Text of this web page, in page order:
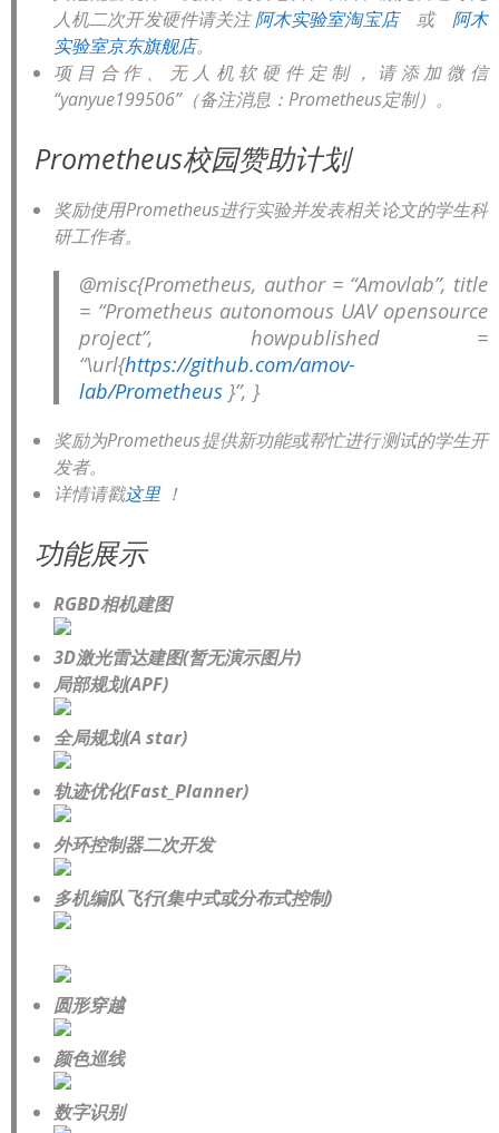
人机二次开发硬件请关注阿木实验室淘宝店或 阿木
实验室京东旗舰店。
项目合作、无人机软硬件定制，请添加微信
“yanyue199506”（备注消息：Prometheus定制）。
Prometheus校园赞助计划
奖励使用Prometheus进行实验并发表相关论文的学生科
研工作者。
@misc{Prometheus, author = “Amovlab”, title
= “Prometheus autonomous UAV opensource
project”, howpublished =
“\url{https://github.com/amov-
lab/Prometheus }”, }
奖励为Prometheus提供新功能或帮忙进行测试的学生开
发者。
详情请戳这里！
功能展示
RGBD相机建图
3D激光雷达建图(暂无演示图片)
局部规划(APF)
全局规划(A star)
轨迹优化(Fast_Planner)
外环控制器二次开发
多机编队飞行(集中式或分布式控制)
圆形穿越
颜色巡线
数字识别